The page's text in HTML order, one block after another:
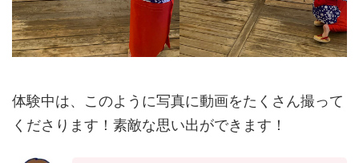
体験中は、このように写真に動画をたくさん撮って
くださります！素敵な思い出ができます！